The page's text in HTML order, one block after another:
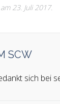
23. Juli 2017.
SCW
sich bei